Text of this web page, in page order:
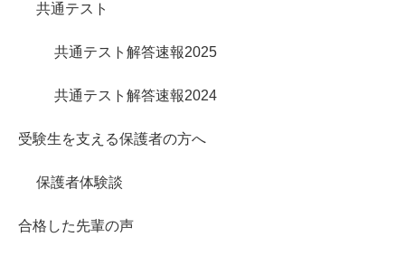
共通テスト
共通テスト解答速報2025
共通テスト解答速報2024
受験生を支える保護者の方へ
保護者体験談
合格した先輩の声